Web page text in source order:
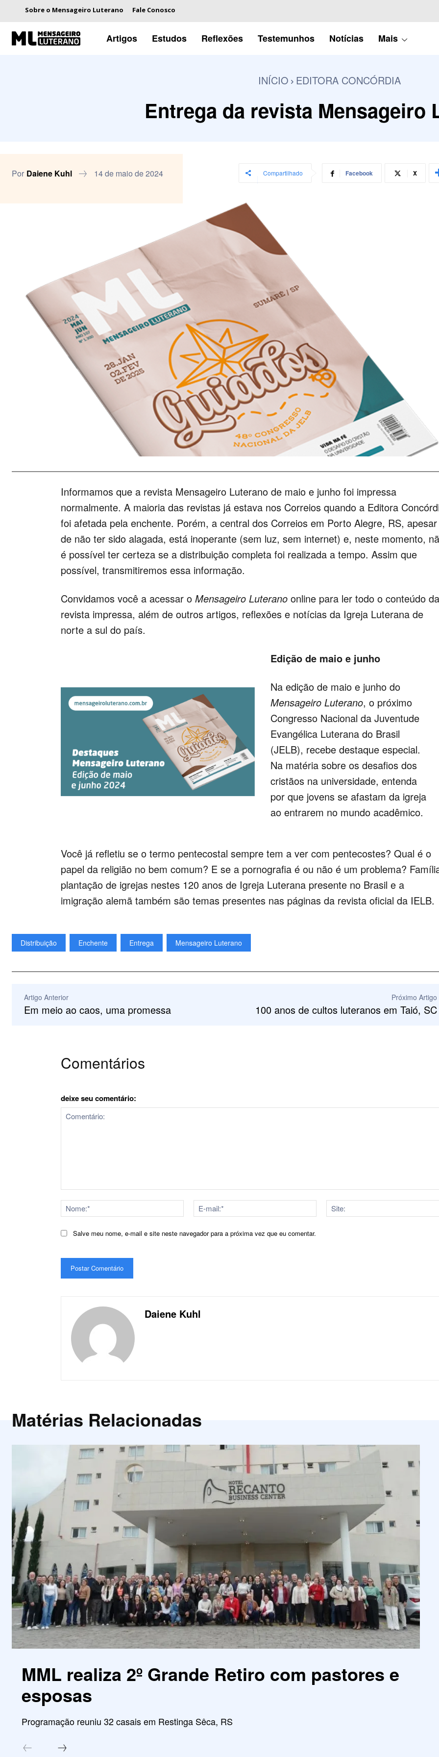
Sobre o Mensageiro Luterano Fale Conosco
Artigos Estudos Reflexões Testemunhos Notícias Mais
INÍCIO EDITORA CONCÓRDIA
Entrega da revista Mensageiro
Por Daiene Kuhl 14 de maio de 2024 Compartilhado Facebook X
Informamos que a revista Mensageiro Luterano de maio e junho foi impressa
normalmente. A maioria das revistas já estava nos Correios quando a Editora
foi afetada pela enchente. Porém, a central dos Correios em Porto Alegre, RS, apesar
de não ter sido alagada, está inoperante (sem luz, sem internet) e, neste momento,
é possível ter certeza se a distribuição completa foi realizada a tempo. Assim que
possível, transmitiremos essa informação.
Convidamos você a acessar o Mensageiro Luterano online para ler todo o conteúdo da
revista impressa, além de outros artigos, reflexões e notícias da Igreja Luterana de
norte a sul do país.
Edição de maio e junho
Na edição de maio e junho do
Mensageiro Luterano, o próximo
Congresso Nacional da Juventude
Evangélica Luterana do Brasil
(JELB), recebe destaque especial.
Na matéria sobre os desafios dos
cristãos na universidade, entenda
por que jovens se afastam da igreja
ao entrarem no mundo acadêmico.
Você já refletiu se o termo pentecostal sempre tem a ver com pentecostes? Qual é o
papel da religião no bem comum? E se a pornografia é ou não é um problema?
plantação de igrejas nestes 120 anos de Igreja Luterana presente no Brasil e a
imigração alemã também são temas presentes nas páginas da revista oficial da IELB.
Distribuição Enchente Entrega Mensageiro Luterano
Artigo Anterior
Em meio ao caos, uma promessa
Próximo Artigo
100 anos de cultos luteranos em Taió, SC
Comentários
deixe seu comentário:
Nome:*
mail:*
Salve meu nome, e-mail e site neste navegador para a próxima vez que eu comentar.
Daiene Kuhl
Matérias Relacionadas
MML realiza 2º Grande Retiro com pastores e
esposas
Programação reuniu 32 casais em Restinga Sêca, RS